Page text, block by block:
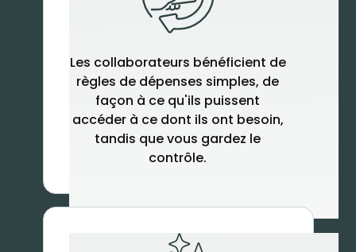
Les collaborateurs bénéficient de
règles de dépenses simples, de
façon à ce qu'ils puissent
accéder à ce dont ils ont besoin,
tandis que vous gardez le
contrôle.